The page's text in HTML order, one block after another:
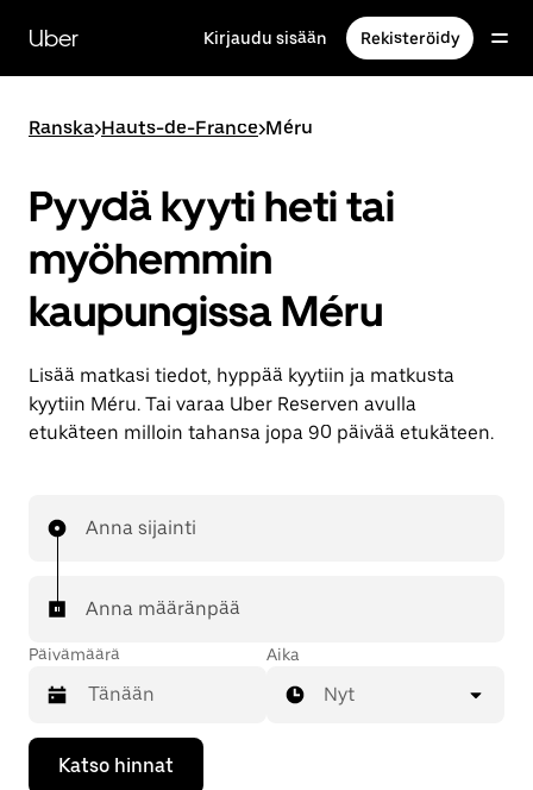
siirry
pääsisältöön
Uber Kirjaudu sisään Rekisteröidy
Ranska>Hauts-de-France>Méru
Pyydä kyyti heti tai
myöhemmin
kaupungissa Méru
Lisää matkasi tiedot, hyppää kyytiin ja matkusta
kyytiin Méru. Tai varaa Uber Reserven avulla
etukäteen milloin tahansa jopa 90 päivää etukäteen.
Anna sijainti
Anna määränpää
Päivämäärä
Valitse
päivämäärä
Aika
Nyt
Katso hinnat